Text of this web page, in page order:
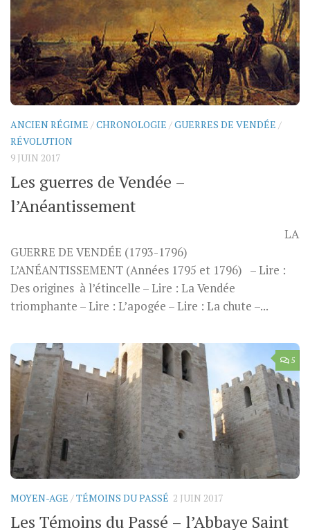
ANCIEN RÉGIME /CHRONOLOGIE /GUERRES DE VENDÉE /
RÉVOLUTION
9 JUIN 2017
Les guerres de Vendée –
l’Anéantissement
LA
GUERRE DE VENDÉE (1793-1796)
L’ANÉANTISSEMENT (Années 1795 et 1796) – Lire :
Des origines à l’étincelle – Lire : La Vendée
triomphante – Lire : L’apogée – Lire : La chute –...
5
MOYEN-AGE /TÉMOINS DU PASSÉ 2 JUIN 2017
Les Témoins du Passé – l’Abbaye Saint